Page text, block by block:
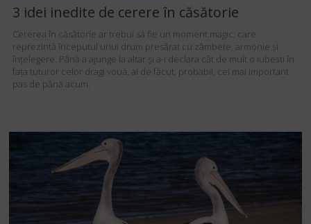
3 idei inedite de cerere în căsătorie
Cererea în căsătorie ar trebui să fie un moment magic, care
reprezintă începutul unui drum presărat cu zâmbete, armonie și
înțelegere. Până a ajunge la altar și a-i declara cât de mult o iubești în
fața tuturor celor dragi vouă, ai de făcut, probabil, cel mai important
pas de până acum.